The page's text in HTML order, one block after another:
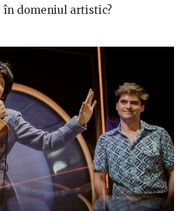
în domeniul artistic?